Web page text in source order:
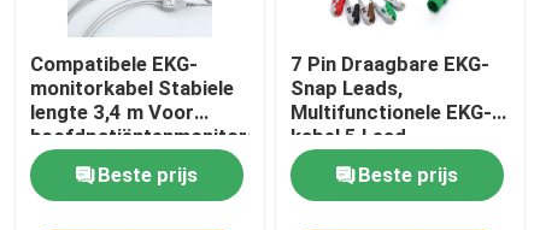
Compatibele EKG-
monitorkabel Stabiele
lengte 3,4 m Voor
hoofdpatiëntenmonitors
Beste prijs
7 Pin Draagbare EKG-
Snap Leads,
Multifunctionele EKG-
kabel 5 Lead
Beste prijs